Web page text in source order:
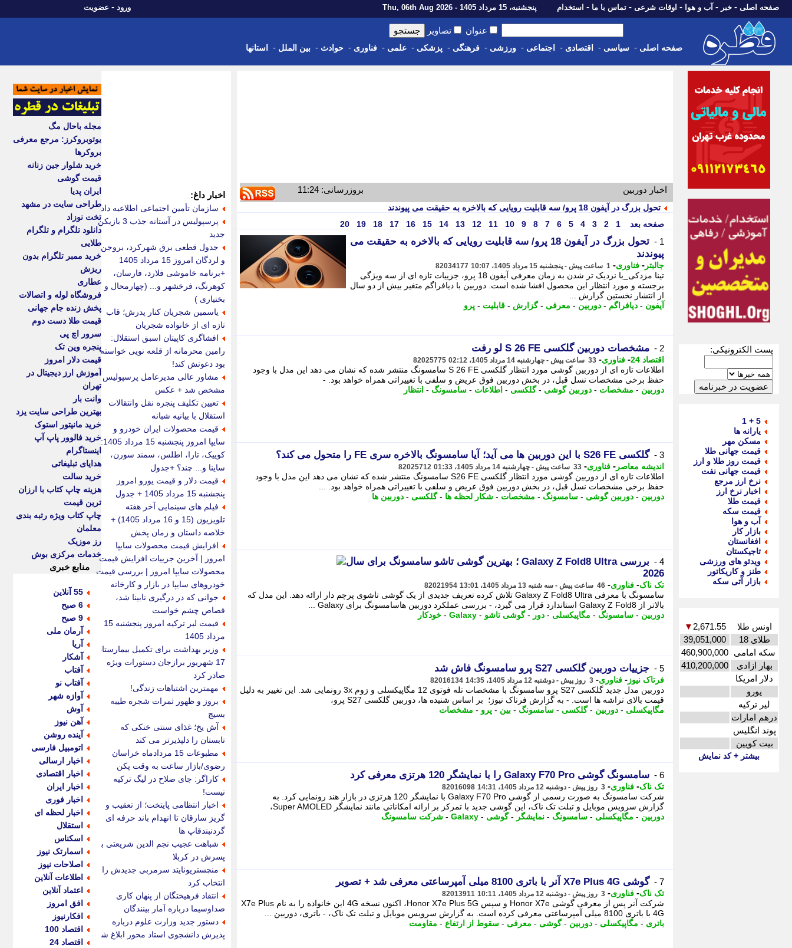
صفحه اصلی - خبر - آب و هوا - اوقات شرعی - تماس با ما - استخدام پنجشنبه، 15 مرداد 1405 - Thu, 06th Aug 2026 ورود - عضویت
عنوان تصاویر
صفحه اصلی - سیاسی - اقتصادی - اجتماعی - ورزشی - فرهنگی - پزشکی - علمی - فناوری - حوادث - بین الملل - استانها
پست الکترونیکی:
5 + 1
یارانه ها
مسکن مهر
قیمت جهانی طلا
قیمت روز طلا و ارز
قیمت جهانی نفت
نرخ ارز مرجع
اخبار نرخ ارز
قیمت طلا
قیمت سکه
آب و هوا
بازار کار
افغانستان
تاجیکستان
ویدئو های ورزشی
طنز و کاریکاتور
بازار آتی سکه
اونس طلا 2,671.55
▼
طلای 18
39,051,000
سکه امامی 460,900,000
بهار ازادی
410,200,000
دلار امریکا
یورو
لیر ترکیه
درهم امارات
پوند انگلیس
بیت کویین
بیشتر + کد نمایش
اخبار دوربین بروزرسانی: 11:24
تحول بزرگ در آیفون 18 پرو/ سه قابلیت رویایی که بالاخره به حقیقت می پیوندند
صفحه بعد
1
2
3
4
5
6
7
8
9
10
11
12
13
14
15
16
17
18
19
20
1 -
تحول بزرگ در آیفون 18 پرو/ سه قابلیت رویایی که بالاخره به حقیقت می
پیوندند
جالبتر - فناوری- 1 ساعت پیش - پنجشنبه 15 مرداد 1405، 10:07 82034177
تینا مزدکی_با نزدیک تر شدن به زمان معرفی آیفون 18 پرو، جزییات تازه ای از سه ویژگی
برجسته و مورد انتظار این محصول افشا شده است. دوربین با دیافراگم متغیر بیش از دو سال
از انتشار نخستین گزارش ...
آیفون - دیافراگم - دوربین - معرفی -گزارش - قابلیت - پرو
2 - مشخصات دوربین گلکسی S 26 FE لو رفت
اقتصاد 24 - فناوری- 33 ساعت پیش - چهارشنبه 14 مرداد 1405، 02:12 82025775
اطلاعات تازه ای از دوربین گوشی مورد انتظار گلکسی S 26 FE سامسونگ منتشر شده که نشان می دهد این مدل با وجود
حفظ برخی مشخصات نسل قبل، در بخش دوربین فوق عریض و سلفی با تغییراتی همراه خواهد بود. -
دوربین - مشخصات - دوربین گوشی -گلکسی - اطلاعات - سامسونگ - انتظار
3 - گلکسی S26 FE با این دوربین ها می آید؛ آیا سامسونگ بالاخره سری FE را متحول می کند؟
اندیشه معاصر - فناوری- 33 ساعت پیش - چهارشنبه 14 مرداد 1405، 01:33 82025712
اطلاعات تازه ای از دوربین گوشی مورد انتظار گلکسی S26 FE سامسونگ منتشر شده که نشان می دهد این مدل با وجود
حفظ برخی مشخصات نسل قبل، در بخش دوربین فوق عریض و سلفی با تغییراتی همراه خواهد بود. ...
دوربین - دوربین گوشی - سامسونگ - مشخصات - شکار لحظه ها -گلکسی - دوربین ها
4 -
بررسی Galaxy Z Fold8 Ultra ؛ بهترین گوشی تاشو سامسونگ برای سال
2026
تک ناک- فناوری- 46 ساعت پیش - سه شنبه 13 مرداد 1405، 13:01 82021954
سامسونگ با معرفی Galaxy Z Fold8 Ultra تلاش کرده تعریف جدیدی از یک گوشی تاشوی پرچم دار ارائه دهد. این مدل که
بالاتر از Galaxy Z Fold8 استاندارد قرار می گیرد، - بررسی عملکرد دوربین هاسامسونگ برای Galaxy ...
دوربین - سامسونگ - مگاپیکسلی - دور -گوشی تاشو -
Galaxy
- خودکار
5 - جزییات دوربین گلکسی S27 پرو سامسونگ فاش شد
فرتاک نیوز - فناوری- 3 روز پیش - دوشنبه 12 مرداد 1405، 14:35 82016134
دوربین مدل جدید گلکسی S27 پرو سامسونگ با مشخصات تله فوتوی 12 مگاپیکسلی و زوم 3x رونمایی شد. این تغییر به دلیل
قیمت بالای تراشه ها است. - به گزارش فرتاک نیوز؛ بر اساس شنیده ها، دوربین گلکسی S27 پرو،
مگاپیکسلی - دوربین -گلکسی - سامسونگ - بین - پرو - مشخصات
6 - سامسونگ گوشی Galaxy F70 Pro را با نمایشگر 120 هرتزی معرفی کرد
تک ناک- فناوری- 3 روز پیش - دوشنبه 12 مرداد 1405، 14:31 82016098
شرکت سامسونگ به صورت رسمی از گوشی Galaxy F70 Pro با نمایشگر 120 هرتزی در بازار هند رونمایی کرد. به
گزارش سرویس موبایل و تبلت تک ناک، این گوشی جدید با تمرکز بر ارائه امکاناتی مانند نمایشگر Super AMOLED،
دوربین - مگاپیکسلی - سامسونگ - نمایشگر -گوشی -
Galaxy
- شرکت سامسونگ
7 - گوشی X7e Plus 4G آنر با باتری 8100 میلی آمپرساعتی معرفی شد + تصویر
تک ناک- فناوری- 3 روز پیش - دوشنبه 12 مرداد 1405، 10:11 82013911
شرکت آنر پس از معرفی گوشی Honor X7e و سپس Honor X7e Plus 5G، اکنون نسخه 4G این خانواده را به نام X7e Plus
4G با باتری 8100 میلی آمپرساعتی معرفی کرده است. به گزارش سرویس موبایل و تبلت تک ناک، - باتری، دوربین ...
باتری - مگاپیکسلی - دوربین -گوشی - معرفی - سقوط از ارتفاع - مقاومت
اخبار داغ:
سازمان تأمین اجتماعی اطلاعیه داد
پرسپولیس در آستانه جذب 3 بازیکن
جدید
جدول قطعی برق شهرکرد، بروجن
و لردگان امروز 15 مرداد 1405
+برنامه خاموشی فلارد، فارسان،
کوهرنگ، فرخشهر و... (چهارمحال و
بختیاری )
یاسمین شجریان کنار پدرش؛ قاب
تازه ای از خانواده شجریان
افشاگری کاپیتان اسبق استقلال:
رامین محرمانه از قلعه نویی خواسته
بود دعوتش کند!
مشاور عالی مدیرعامل پرسپولیس
مشخص شد + عکس
تعیین تکلیف پنجره نقل وانتقالات
استقلال با بیانیه شبانه
قیمت محصولات ایران خودرو و
سایپا امروز پنجشنبه 15 مرداد 1405:
کوییک، تارا، اطلس، سمند سورن،
ساینا و... چند؟ +جدول
قیمت دلار و قیمت یورو امروز
پنجشنبه 15 مرداد 1405 + جدول
فیلم های سینمایی آخر هفته
تلویزیون (15 و 16 مرداد 1405) +
خلاصه داستان و زمان پخش
افزایش قیمت محصولات سایپا
امروز | آخرین جزییات افزایش قیمت
محصولات سایپا امروز | بررسی قیمت
خودروهای سایپا در بازار و کارخانه
جوانی که در درگیری نابینا شد،
قصاص چشم خواست
قیمت لیر ترکیه امروز پنجشنبه 15
مرداد 1405
وزیر بهداشت برای تکمیل بیمارستان
17 شهریور برازجان دستورات ویژه
صادر کرد
مهمترین اشتباهات زندگی!
بروز و ظهور ثمرات شجره طیبه
بسیج
آش یخ؛ غذای سنتی خنکی که
تابستان را دلپذیرتر می کند
مطبوعات 15 مردادماه خراسان
رضوی/بازار ساعت به وقت پکن
کاراگر: جای صلاح در لیگ ترکیه
نیست!
اخبار انتظامی پایتخت؛ از تعقیب و
گریز سارقان تا انهدام باند حرفه ای
گردنبندقاپ ها
شباهت عجیب نجم الدین شریعتی به
پسرش در کربلا
منچستریونایتد سرمربی جدیدش را
انتخاب کرد
انتقاد فرهیختگان از پنهان کاری
صداوسیما درباره آمار بینندگان
دستور جدید وزارت علوم درباره
پذیرش دانشجوی استاد محور ابلاغ شد
مجله باحال مگ
یوتوبروکرز: مرجع معرفی
بروکرها
خرید شلوار جین زنانه
قیمت گوشی
ایران پدیا
طراحی سایت در مشهد
تخت نوزاد
دانلود تلگرام و تلگرام
طلایی
خرید ممبر تلگرام بدون
ریزش
عطاری
فروشگاه لوله و اتصالات
پخش زنده جام جهانی
قیمت طلا دست دوم
سرور اچ پی
پنجره وین تک
قیمت دلار امروز
آموزش ارز دیجیتال در
تهران
وانت بار
بهترین طراحی سایت یزد
خرید مانیتور استوک
خرید فالوور پاپ آپ
اینستاگرام
هدایای تبلیغاتی
خرید سالت
هزینه چاپ کتاب با ارزان
ترین قیمت
چاپ کتاب ویژه رتبه بندی
معلمان
رز موزیک
خدمات مرکزی بوش
منابع خبری
55 آنلاین
6 صبح
9 صبح
آرمان ملی
آریا
آشکار
آفتاب
آفتاب نو
آوازه شهر
آوش
آهن نیوز
آینده روشن
اتومبیل فارسی
اخبار ارسالی
اخبار اقتصادی
اخبار ایران
اخبار فوری
اخبار لحظه ای
استقلال
اسکناس
اسمارتک نیوز
اصلاحات نیوز
اطلاعات آنلاین
اعتماد آنلاین
افق امروز
افکارنیوز
اقتصاد 100
اقتصاد 24